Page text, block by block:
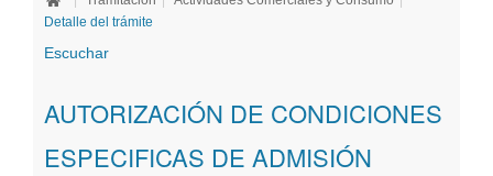
Ciudadanos
Oficinas Virtuales
Detalle del trámite
Escuchar
AUTORIZACIÓN DE CONDICIONES
ESPECIFICAS DE ADMISIÓN